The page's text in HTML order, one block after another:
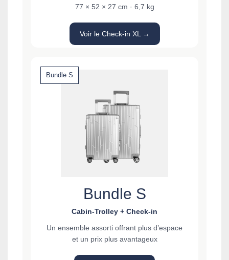
77 × 52 × 27 cm · 6,7 kg
Voir le Check-in XL →
Bundle S
Bundle S
Cabin-Trolley + Check-in
Un ensemble assorti offrant plus d’espace
et un prix plus avantageux